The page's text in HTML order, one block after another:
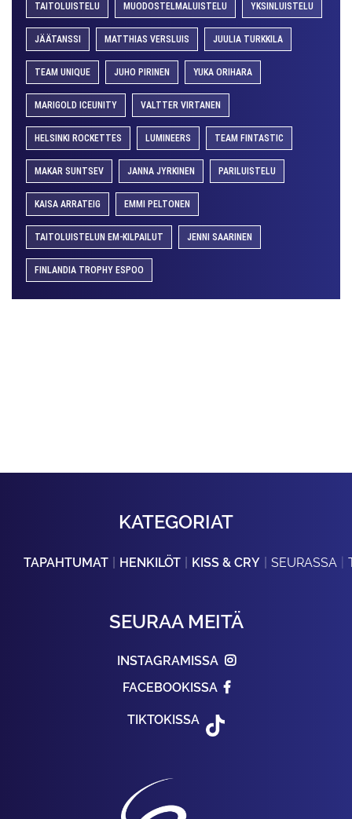
TAITOLUISTELU MUODOSTELMALUISTELU YKSINLUISTELU
JÄÄTANSSI MATTHIAS VERSLUIS JUULIA TURKKILA
TEAM UNIQUE JUHO PIRINEN YUKA ORIHARA
MARIGOLD ICEUNITY VALTTER VIRTANEN
HELSINKI ROCKETTES LUMINEERS TEAM FINTASTIC
MAKAR SUNTSEV JANNA JYRKINEN PARILUISTELU
KAISA ARRATEIG EMMI PELTONEN
TAITOLUISTELUN EM-KILPAILUT JENNI SAARINEN
FINLANDIA TROPHY ESPOO
KATEGORIAT
TAPAHTUMAT HENKILÖT KISS & CRY SEURASSA
SEURAA MEITÄ
INSTAGRAMISSA
FACEBOOKISSA
TIKTOKISSA